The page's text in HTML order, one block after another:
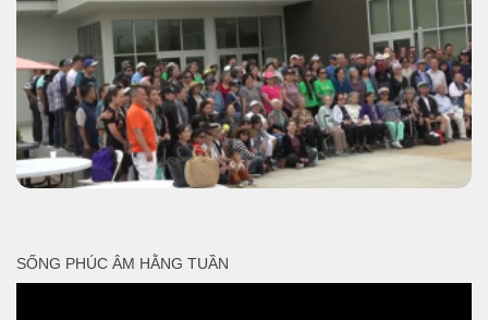
SỐNG PHÚC ÂM HẰNG TUẦN